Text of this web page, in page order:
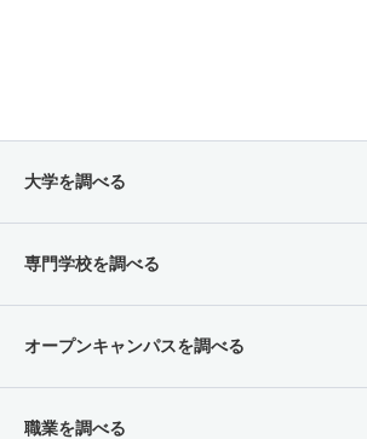
大学を調べる
専門学校を調べる
オープンキャンパスを調べる
職業を調べる